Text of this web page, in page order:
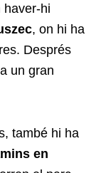
haver-hi
, on hi ha
Després
un gran
també hi ha
en